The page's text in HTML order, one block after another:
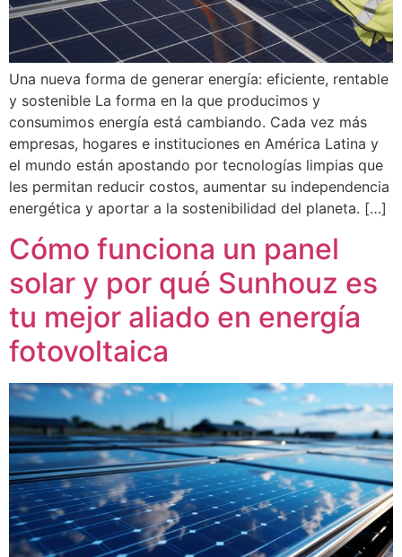
Una nueva forma de generar energía: eficiente, rentable
y sostenible La forma en la que producimos y
consumimos energía está cambiando. Cada vez más
empresas, hogares e instituciones en América Latina y
el mundo están apostando por tecnologías limpias que
les permitan reducir costos, aumentar su independencia
energética y aportar a la sostenibilidad del planeta. […]
Cómo funciona un panel
solar y por qué Sunhouz es
tu mejor aliado en energía
fotovoltaica